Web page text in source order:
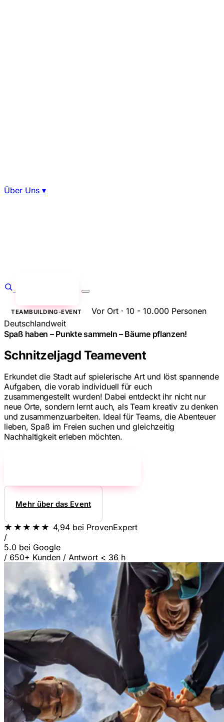
Über Uns ▾
TEAMBUILDING-EVENT
Vor Ort · 10 - 10.000 Personen
Deutschlandweit
Spaß haben – Punkte sammeln – Bäume pflanzen!
Schnitzeljagd Teamevent
Erkundet die Stadt auf spielerische Art und löst spannende
Aufgaben, die vorab individuell für euch
zusammengestellt wurden! Dabei entdeckt ihr nicht nur
neue Orte, sondern lernt auch, als Team kreativ zu denken
und zusammenzuarbeiten. Ideal für Teams, die Abenteuer
lieben, Spaß im Freien suchen und gleichzeitig
Nachhaltigkeit erleben möchten.
Mehr über das Event
★★★★★ 4,94 bei ProvenExpert
/
5.0 bei Google
/ 650+ Kunden / Antwort < 36 h